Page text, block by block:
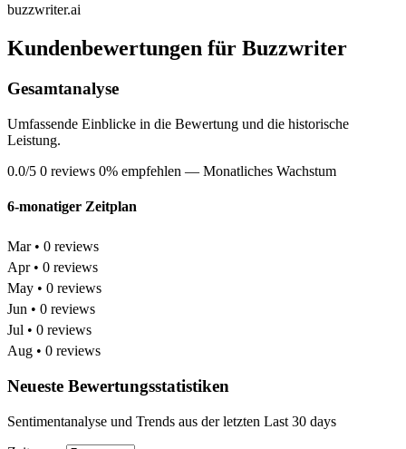
buzzwriter.ai
Kundenbewertungen für Buzzwriter
Gesamtanalyse
Umfassende Einblicke in die Bewertung und die historische
Leistung.
0.0/5 0 reviews 0% empfehlen — Monatliches Wachstum
6-monatiger Zeitplan
Mar • 0 reviews
Apr • 0 reviews
May • 0 reviews
Jun • 0 reviews
Jul • 0 reviews
Aug • 0 reviews
Neueste Bewertungsstatistiken
Sentimentanalyse und Trends aus der letzten Last 30 days